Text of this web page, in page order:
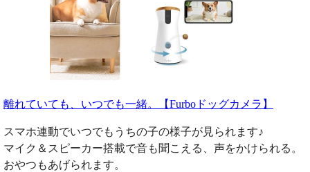
離れていても、いつでも一緒。【Furboドッグカメラ】
スマホ連動でいつでもうちの子の様子が見られます♪
マイク＆スピーカー搭載で音も聞こえる、声をかけられる。
おやつもあげられます。